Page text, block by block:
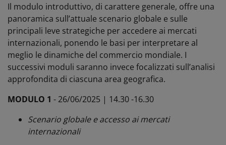
Il modulo introduttivo, di carattere generale, offre una
panoramica sull’attuale scenario globale e sulle
principali leve strategiche per accedere ai mercati
internazionali, ponendo le basi per interpretare al
meglio le dinamiche del commercio mondiale. I
successivi moduli saranno invece focalizzati sull’analisi
approfondita di ciascuna area geografica.
MODULO 1 - 26/06/2025 | 14.30 -16.30
Scenario globale e accesso ai mercati
internazionali